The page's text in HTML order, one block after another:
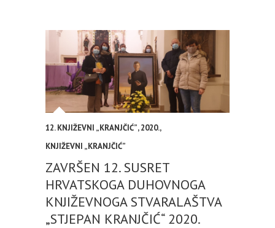
12. KNJIŽEVNI „KRANJČIĆ”,2020.,
KNJIŽEVNI „KRANJČIĆ”
ZAVRŠEN 12. SUSRET
HRVATSKOGA DUHOVNOGA
KNJIŽEVNOGA STVARALAŠTVA
„STJEPAN KRANJČIĆ“ 2020.